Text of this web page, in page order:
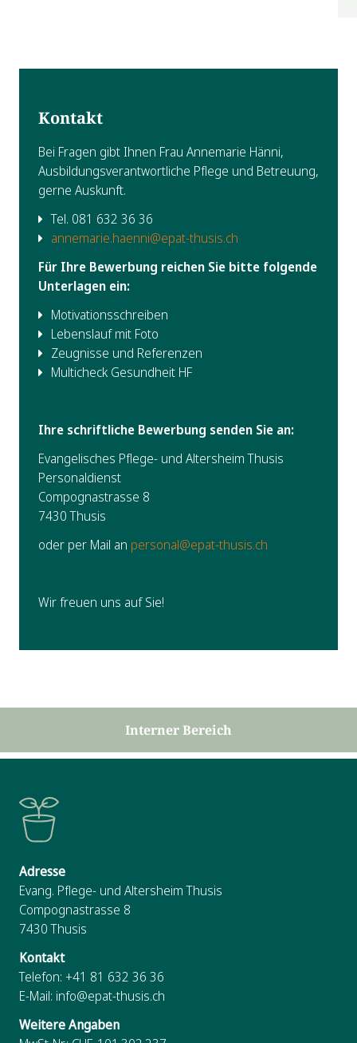
Kontakt
Bei Fragen gibt Ihnen Frau Annemarie Hänni,
Ausbildungsverantwortliche Pflege und Betreuung,
gerne Auskunft.
Tel. 081 632 36 36
annemarie.haenni@epat-thusis.ch
Für Ihre Bewerbung reichen Sie bitte folgende
Unterlagen ein:
Motivationsschreiben
Lebenslauf mit Foto
Zeugnisse und Referenzen
Multicheck Gesundheit HF
Ihre schriftliche Bewerbung senden Sie an:
Evangelisches Pflege- und Altersheim Thusis
Personaldienst
Compognastrasse 8
7430 Thusis
oder per Mail an personal@epat-thusis.ch
Wir freuen uns auf Sie!
Interner Bereich
Adresse
Evang. Pflege- und Altersheim Thusis
Compognastrasse 8
7430 Thusis
Kontakt
Telefon: +41 81 632 36 36
E-Mail: info@epat-thusis.ch
Weitere Angaben